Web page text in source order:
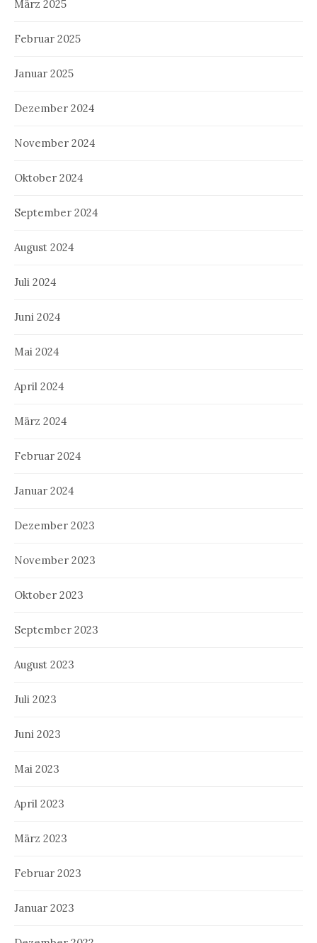
März 2025
Februar 2025
Januar 2025
Dezember 2024
November 2024
Oktober 2024
September 2024
August 2024
Juli 2024
Juni 2024
Mai 2024
April 2024
März 2024
Februar 2024
Januar 2024
Dezember 2023
November 2023
Oktober 2023
September 2023
August 2023
Juli 2023
Juni 2023
Mai 2023
April 2023
März 2023
Februar 2023
Januar 2023